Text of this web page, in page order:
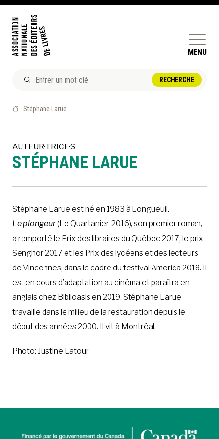
MENU
DOSSIERS ET ENJEUX
PERFECTIONNEMENT
ET SERVICES AUX MEMBRES
À LA POINTE DE LA PROFESSION
RÉPERTOIRE DES MEMBRES
CALENDRIER
À PROPOS DEVENIR MEMBRE NOUS JOINDRE
Stéphane Larue
AUTEUR·TRICE·S
STÉPHANE LARUE
Stéphane Larue est né en 1983 à Longueuil.
Le plongeur(Le Quartanier, 2016), son premier roman,
a remporté le Prix des libraires du Québec 2017, le prix
Senghor 2017 et les Prix des lycéens et des lecteurs
de Vincennes, dans le cadre du festival America 2018. Il
est en cours d’adaptation au cinéma et paraîtra en
anglais chez Biblioasis en 2019. Stéphane Larue
travaille dans le milieu de la restauration depuis le
début des années 2000. Il vit à Montréal.
Photo: Justine Latour